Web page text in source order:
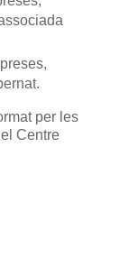
per les
Centre